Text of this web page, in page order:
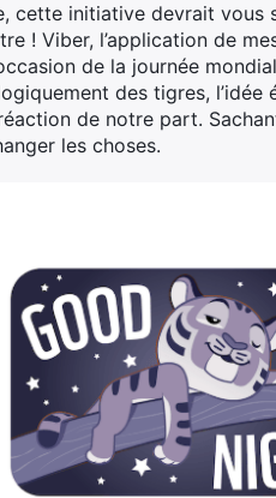
cette initiative devrait vous
! Viber, l’application de
de la journée
des tigres,
de notre part.
les choses.